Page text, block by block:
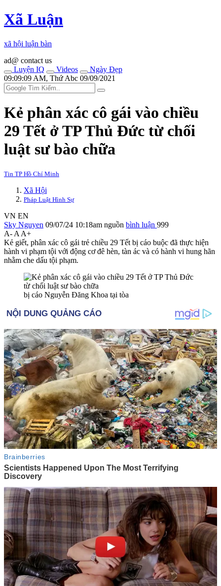
Xã Luận
xã hội luận bàn
ad@ contact us
Luyện IQ
Videos
Ngày Đẹp
09:09:09 AM, Thứ Abc 09/09/2021
Kẻ phân xác cô gái vào chiều
29 Tết ở TP Thủ Đức từ chối
luật sư bào chữa
Tin TP Hồ Chí Minh
Xã Hội
Pháp Luật Hình Sự
VN EN
Sky Nguyen 09/07/24 10:18am nguồn bình luận 999
A- A A+
Kẻ giết, phân xác cô gái trẻ chiều 29 Tết bị cáo buộc đã thực hiện
hành vi phạm tội với động cơ đê hèn, tàn ác và có hành vi hung hãn
nhằm che dấu tội phạm.
bị cáo Nguyễn Đăng Khoa tại tòa